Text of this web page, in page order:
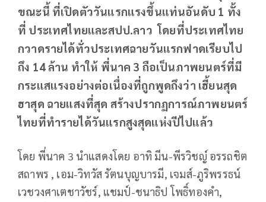
ขณะนี้ ที่เปิดตัววันแรกแรงขึ้นแท่นอันดับ 1 ทั้ง
ที่ ประเทศไทยและสปป.ลาว โดยที่ประเทศไทย
กวาดรายได้ทั่วประเทศฉายวันแรกฟาดเรียบไป
ถึง 14 ล้าน ทำให้ พี่นาค 3 ถือเป็นภาพยนตร์ที่มี
กระแสแรงอย่างต่อเนื่องที่ถูกพูดถึงว่า เฮี้ยนสุด
ฮาสุด ฉายแสงที่สุด สร้างปรากฏการณ์ภาพยนตร์
ไทยที่ทำรายได้วันแรกสูงสุดแห่งปีไปแล้ว
โดย พี่นาค 3 นำแสดงโดย อาทิ มีน-พีรวิชญ์ อรรถชิต
สถาพร , เอม-วิทวัส รัตนบุญบารมี, เจมส์-ภูริพรรธน์
เวชวงศาเตชาวัชร์, แชมป์-ชนาธิป โพธิ์ทองคำ,